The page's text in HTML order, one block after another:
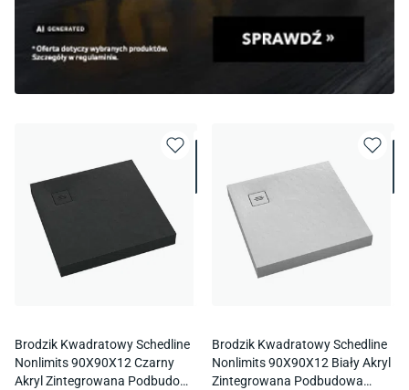
Brodzik Kwadratowy Schedline
Nonlimits 90X90X12 Czarny
Akryl Zintegrowana Podbudowa
Brodzik Kwadratowy Schedline
Nonlimits 90X90X12 Biały Akryl
Zintegrowana Podbudowa